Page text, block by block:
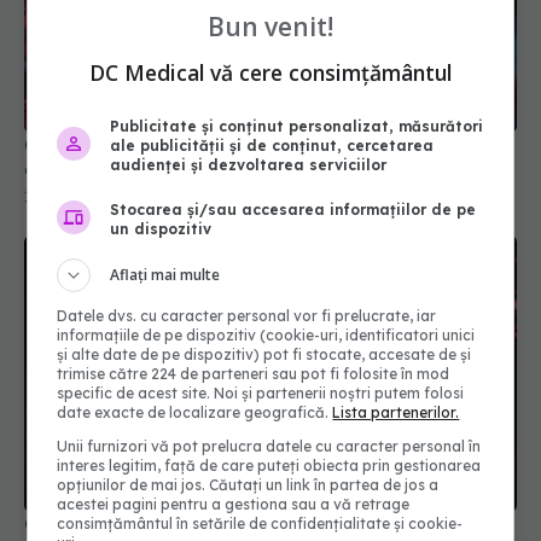
Creierul afectat de COVID-19. Trunchiul cerebral,
cheia simptomelor pe termen lung
11 oct 2025, 15:54
China neagă originea COVID. Dispută globală
Bun venit!
DC Medical vă cere consimțământul
Publicitate și conținut personalizat, măsurători
ale publicității și de conținut, cercetarea
audienței și dezvoltarea serviciilor
Stocarea și/sau accesarea informațiilor de pe
un dispozitiv
Aflați mai multe
Datele dvs. cu caracter personal vor fi prelucrate, iar
informațiile de pe dispozitiv (cookie-uri, identificatori unici
și alte date de pe dispozitiv) pot fi stocate, accesate de și
trimise către 224 de parteneri sau pot fi folosite în mod
specific de acest site. Noi și partenerii noștri putem folosi
date exacte de localizare geografică.Lista partenerilor.
Unii furnizori vă pot prelucra datele cu caracter personal în
interes legitim, față de care puteți obiecta prin gestionarea
opțiunilor de mai jos. Căutați un link în partea de jos a
acestei pagini pentru a gestiona sau a vă retrage
consimțământul în setările de confidențialitate și cookie-